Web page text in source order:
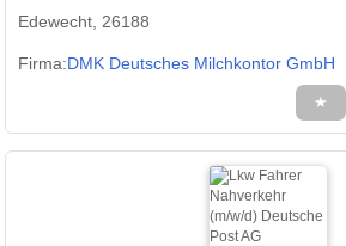
Edewecht, 26188
Firma:DMK Deutsches Milchkontor GmbH
★